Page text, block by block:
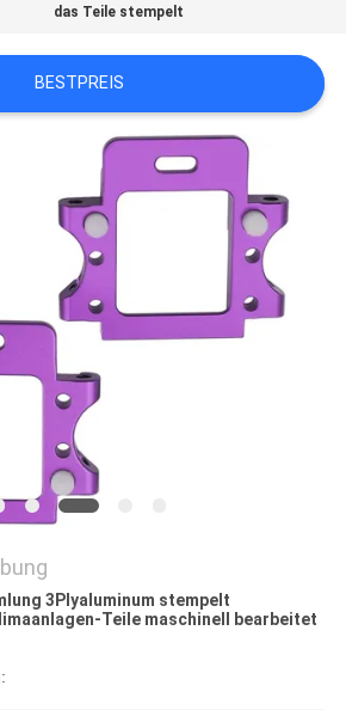
das Teile stempelt
BESTPREIS
3Plyaluminum stempelt
Teile maschinell bearbeitet